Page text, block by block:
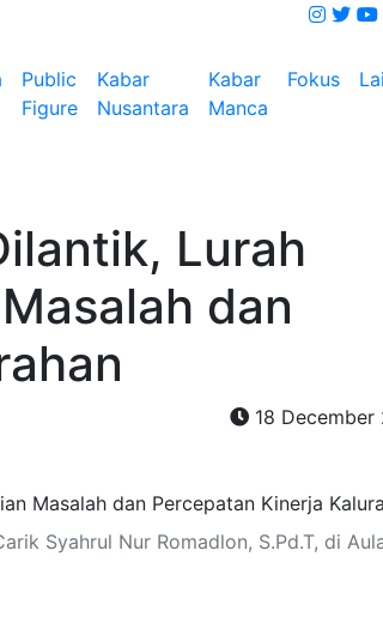
Public
Figure
Kabar
Nusantara
Kabar
Manca
Fokus
Lurah
dan
18 December
Syahrul Nur Romadlon, S.Pd.T, di